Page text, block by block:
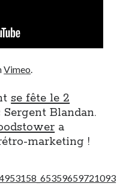
Vimeo.
se fête le 2
Sergent Blandan.
a
marketing !